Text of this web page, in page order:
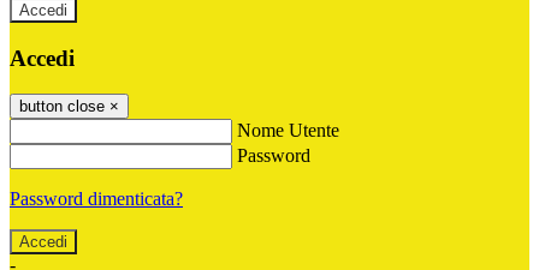
Accedi
Accedi
button close ×
Nome Utente
Password
Password dimenticata?
-